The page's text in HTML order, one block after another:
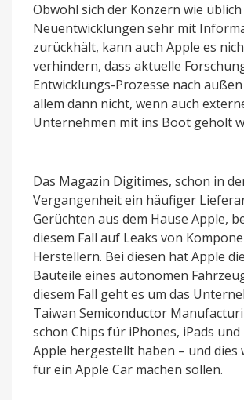
Obwohl sich der Konzern wie
Neuentwicklungen sehr mit
zurückhält, kann auch Apple es
verhindern, dass aktuelle
Entwicklungs-Prozesse nach
allem dann nicht, wenn auch
Unternehmen mit ins Boot geholt
Das Magazin Digitimes, schon in
Vergangenheit ein häufiger
Gerüchten aus dem Hause Apple,
diesem Fall auf Leaks von
Herstellern. Bei diesen hat Apple
Bauteile eines autonomen
diesem Fall geht es um das
Taiwan Semiconductor
schon Chips für iPhones, iPads
Apple hergestellt haben – und dies
für ein Apple Car machen sollen.